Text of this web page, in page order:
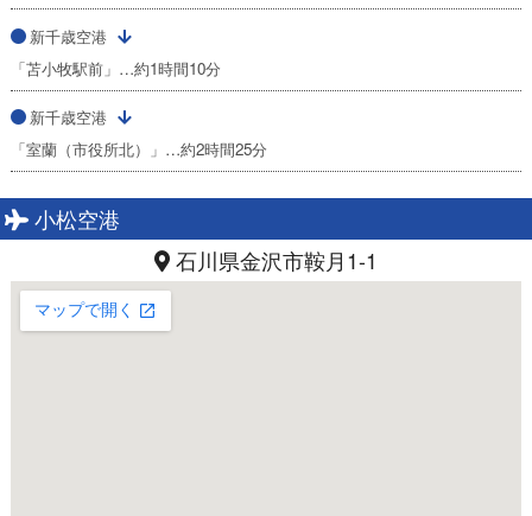
新千歳空港
「苫小牧駅前」…約1時間10分
新千歳空港
「室蘭（市役所北）」…約2時間25分
小松空港
石川県金沢市鞍月1-1